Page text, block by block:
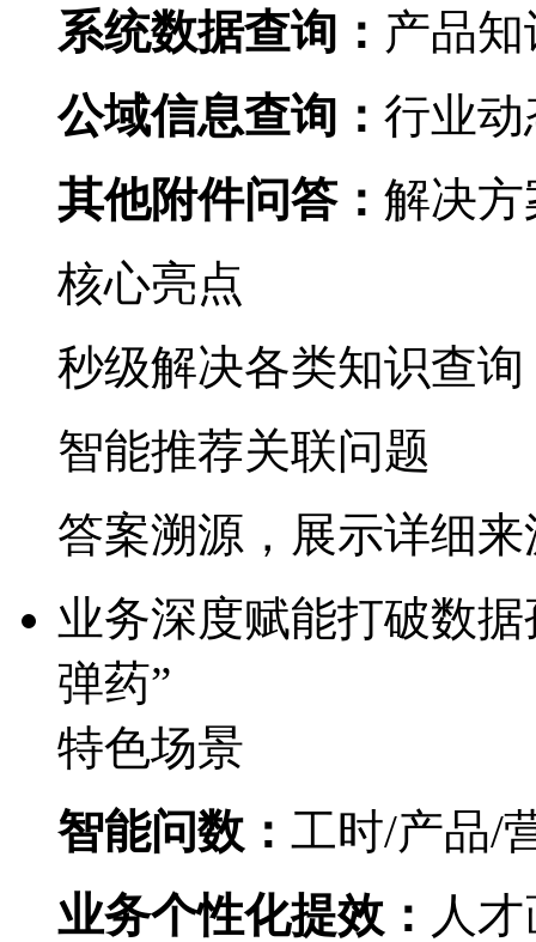
系统数据查询： 产品知
公域信息查询： 行业动
其他附件问答： 解决方
核心亮点
秒级解决各类知识查询
智能推荐关联问题
答案溯源，展示详细
业务深度赋能打破数据
弹药”​
特色场景
智能问数： 工时/产品/
业务个性化提效： 人